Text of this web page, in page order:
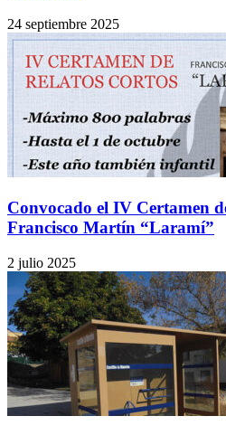
24 septiembre 2025
Convocado el IV Certamen
Francisco Martín “Laramí”
2 julio 2025